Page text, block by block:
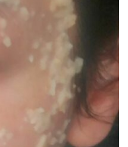
CHARGE MENTALE
après le travail :
relâcher la pression
9 JANVIER 2026